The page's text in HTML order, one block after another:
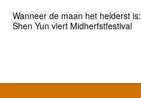
Wanneer de maan het helderst is:
Shen Yun viert Midherfstfestival